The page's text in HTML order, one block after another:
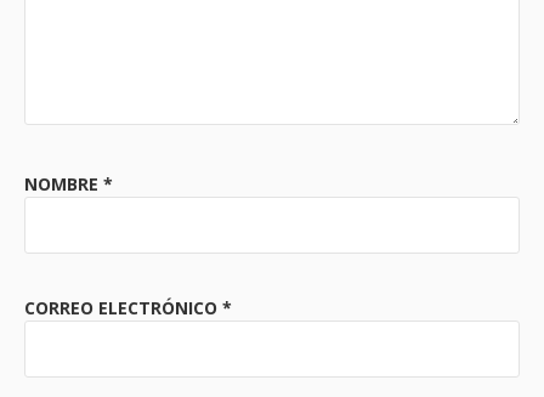
NOMBRE *
CORREO ELECTRÓNICO *